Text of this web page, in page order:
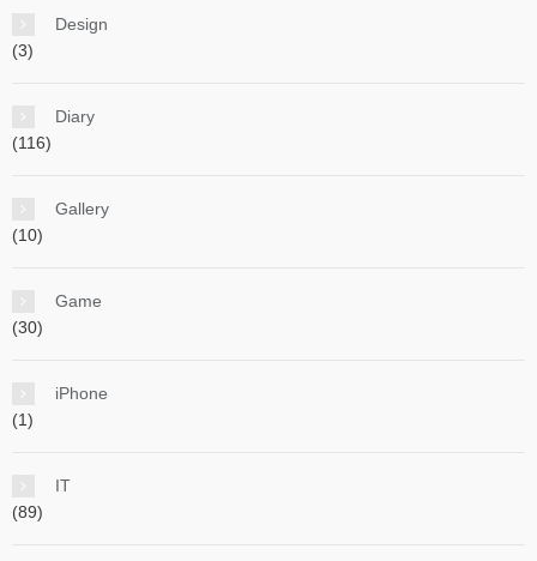
Design
(3)
Diary
(116)
Gallery
(10)
Game
(30)
iPhone
(1)
IT
(89)